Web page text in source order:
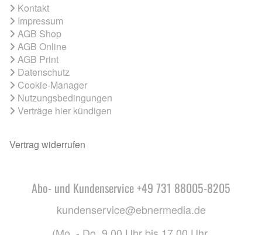
Kontakt
Impressum
AGB Shop
AGB Online
AGB Print
Datenschutz
Cookie-Manager
Nutzungsbedingungen
Verträge hier kündigen
Vertrag widerrufen
Abo- und Kundenservice +49 731 88005-8205
kundenservice@ebnermedia.de